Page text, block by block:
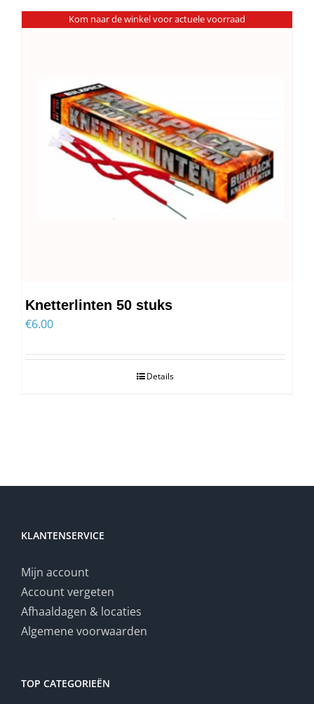
Kom naar de winkel voor actuele voorraad
Knetterlinten 50 stuks
€6.00
Details
KLANTENSERVICE
Mijn account
Account vergeten
Afhaaldagen & locaties
Algemene voorwaarden
TOP CATEGORIEËN